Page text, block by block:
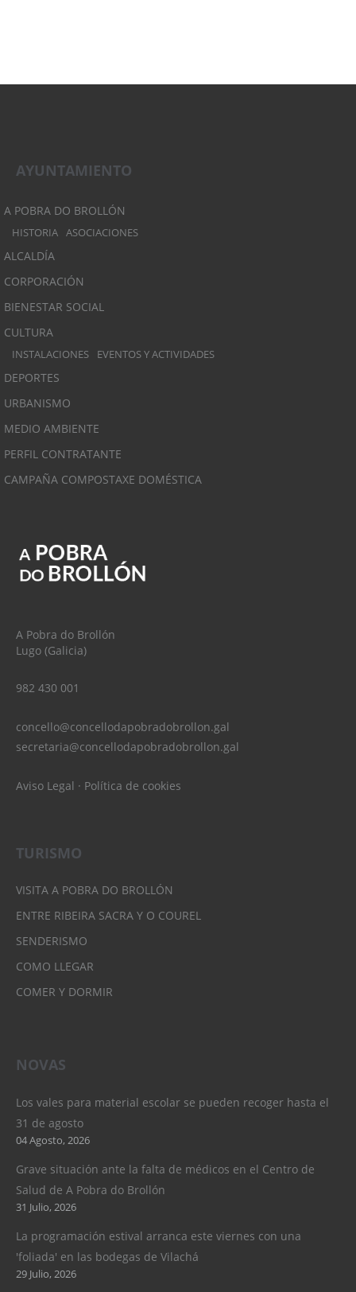
AYUNTAMIENTO
A POBRA DO BROLLÓN
HISTORIA ASOCIACIONES
ALCALDÍA
CORPORACIÓN
BIENESTAR SOCIAL
CULTURA
INSTALACIONES EVENTOS Y ACTIVIDADES
DEPORTES
URBANISMO
MEDIO AMBIENTE
PERFIL CONTRATANTE
CAMPAÑA COMPOSTAXE DOMÉSTICA
A Pobra do Brollón
Lugo (Galicia)
982 430 001
concello@concellodapobradobrollon.gal
secretaria@concellodapobradobrollon.gal
Aviso Legal · Política de cookies
TURISMO
VISITA A POBRA DO BROLLÓN
ENTRE RIBEIRA SACRA Y O COUREL
SENDERISMO
COMO LLEGAR
COMER Y DORMIR
NOVAS
Los vales para material escolar se pueden recoger hasta el
31 de agosto
04 Agosto, 2026
Grave situación ante la falta de médicos en el Centro de
Salud de A Pobra do Brollón
31 Julio, 2026
La programación estival arranca este viernes con una
'foliada' en las bodegas de Vilachá
29 Julio, 2026